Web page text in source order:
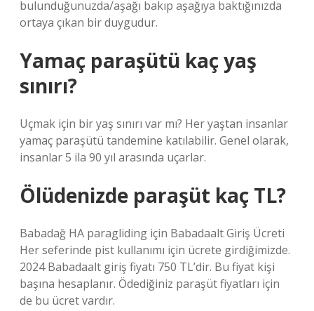
bulunduğunuzda/aşağı bakıp aşağıya baktığınızda
ortaya çıkan bir duygudur.
Yamaç paraşütü kaç yaş
sınırı?
Uçmak için bir yaş sınırı var mı? Her yaştan insanlar
yamaç paraşütü tandemine katılabilir. Genel olarak,
insanlar 5 ila 90 yıl arasında uçarlar.
Ölüdenizde paraşüt kaç TL?
Babadağ HA paragliding için Babadaalt Giriş Ücreti
Her seferinde pist kullanımı için ücrete girdiğimizde.
2024 Babadaalt giriş fiyatı 750 TL’dir. Bu fiyat kişi
başına hesaplanır. Ödediğiniz paraşüt fiyatları için
de bu ücret vardır.